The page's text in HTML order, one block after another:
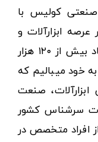
صنعتی کولیس با
در عرصه ابزارآلات و
کالاهای صنعتی توانسته مورد اعتماد بیش از ۱۲۰ هزار
به خود میبالیم که
ابزارآلات، صنعت
سرشناس کشور
افراد متخصص در